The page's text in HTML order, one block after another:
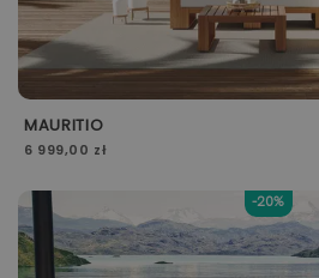
MAURITIO
6 999,00 zł
-20%